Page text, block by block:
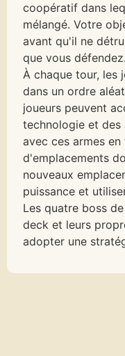
coopératif dans
mélangé. Votre
avant qu'il ne
que vous défendez.
À chaque tour, les
dans un ordre
joueurs peuvent
technologie et des
avec ces armes
d'emplacements
nouveaux
puissance et
Les quatre boss
deck et leurs
adopter une